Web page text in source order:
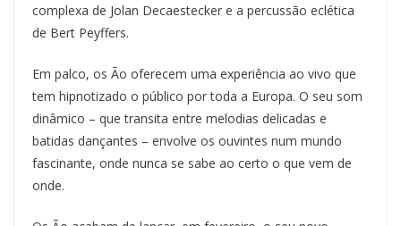
complexa de Jolan Decaestecker e a percussão eclética
de Bert Peyffers.
Em palco, os Ão oferecem uma experiência ao vivo que
tem hipnotizado o público por toda a Europa. O seu som
dinâmico – que transita entre melodias delicadas e
batidas dançantes – envolve os ouvintes num mundo
fascinante, onde nunca se sabe ao certo o que vem de
onde.